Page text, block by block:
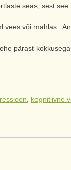
seas, sest
vees või mahlas.
pärast
kognitiivne